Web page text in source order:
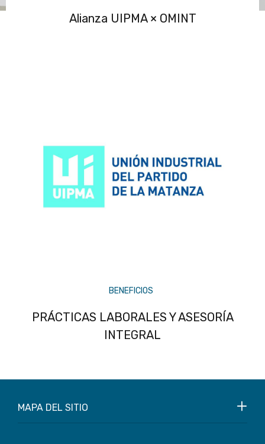
Alianza UIPMA × OMINT
BENEFICIOS
PRÁCTICAS LABORALES Y ASESORÍA
INTEGRAL
MAPA DEL SITIO